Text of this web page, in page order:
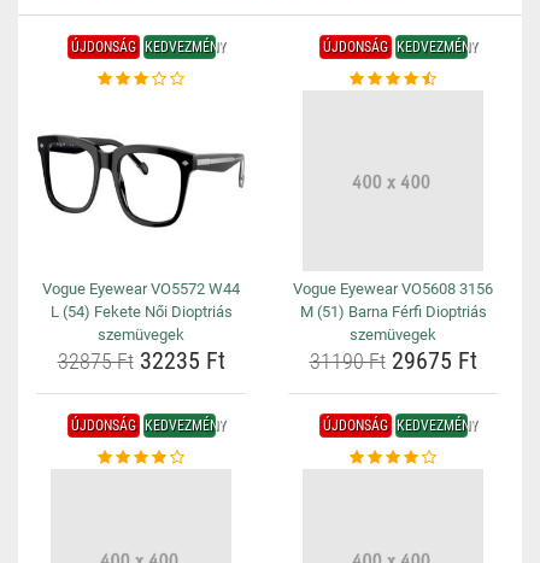
ÚJDONSÁG KEDVEZMÉNY
Vogue Eyewear VO5572 W44
L (54) Fekete Női Dioptriás
szemüvegek
32875 Ft32235 Ft
ÚJDONSÁG KEDVEZMÉNY
Vogue Eyewear VO5608 3156
M (51) Barna Férfi Dioptriás
szemüvegek
31190 Ft29675 Ft
ÚJDONSÁG KEDVEZMÉNY ÚJDONSÁG KEDVEZMÉNY